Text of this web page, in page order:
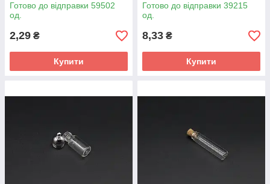
Готово до відправки 59502
од.
2,29 ₴
Купити
Готово до відправки 39215
од.
8,33 ₴
Купити